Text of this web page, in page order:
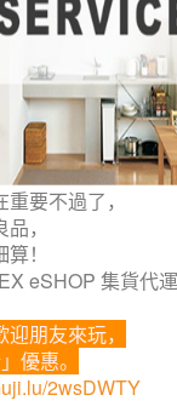
要不過了，
，
！
eSHOP 集貨代運
朋友來玩，
優惠。
2wsDWTY